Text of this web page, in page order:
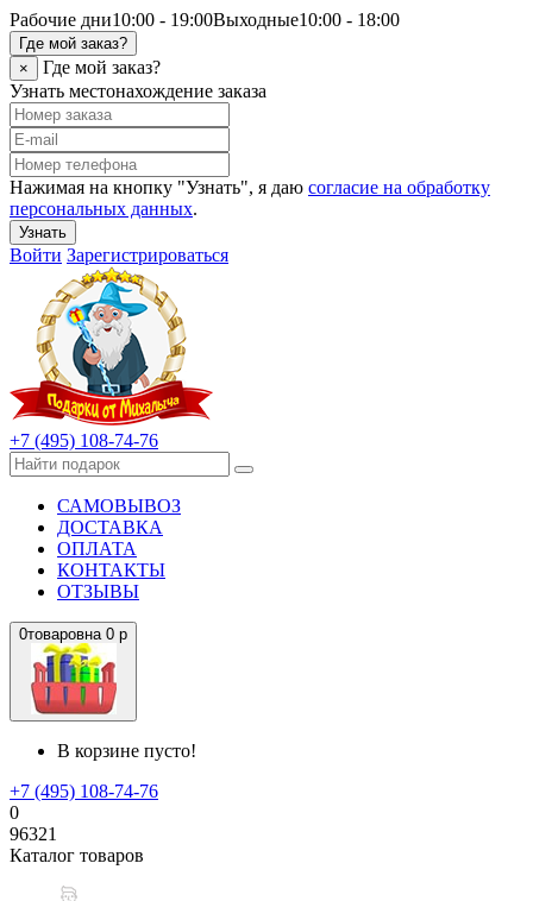
Рабочие дни10:00 - 19:00Выходные10:00 - 18:00
Где мой заказ?
×
Где мой заказ?
Узнать местонахождение заказа
Нажимая на кнопку "Узнать", я даю согласие на обработку
персональных данных.
Узнать
Войти Зарегистрироваться
+7 (495) 108-74-76
САМОВЫВОЗ
ДОСТАВКА
ОПЛАТА
КОНТАКТЫ
ОТЗЫВЫ
0товаровна 0 р
В корзине пусто!
+7 (495) 108-74-76
0
96321
Каталог товаров